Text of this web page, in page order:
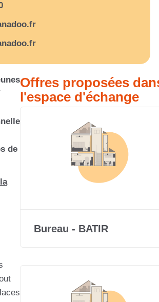
de
Offres proposées
l'espace d'échange
Bureau - BATIR